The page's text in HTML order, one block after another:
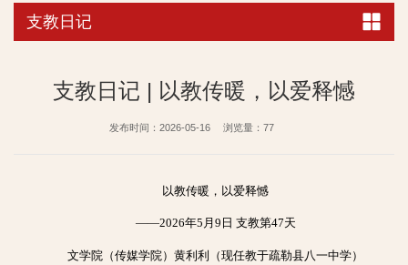
支教日记
支教日记 | 以教传暖，以爱释憾
发布时间：2026-05-16 浏览量： 77
以教传暖，以爱释憾
——2026年5月9日 支教第47天
文学院（传媒学院）黄利利（现任教于疏勒县八一中学）